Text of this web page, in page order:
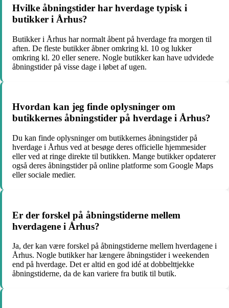
Hvilke åbningstider har hverdage typisk i
butikker i Århus?
Butikker i Århus har normalt åbent på hverdage fra morgen til
aften. De fleste butikker åbner omkring kl. 10 og lukker
omkring kl. 20 eller senere. Nogle butikker kan have udvidede
åbningstider på visse dage i løbet af ugen.
Hvordan kan jeg finde oplysninger om
butikkernes åbningstider på hverdage i Århus?
Du kan finde oplysninger om butikkernes åbningstider på
hverdage i Århus ved at besøge deres officielle hjemmesider
eller ved at ringe direkte til butikken. Mange butikker opdaterer
også deres åbningstider på online platforme som Google Maps
eller sociale medier.
Er der forskel på åbningstiderne mellem
hverdagene i Århus?
Ja, der kan være forskel på åbningstiderne mellem hverdagene i
Århus. Nogle butikker har længere åbningstider i weekenden
end på hverdage. Det er altid en god idé at dobbelttjekke
åbningstiderne, da de kan variere fra butik til butik.